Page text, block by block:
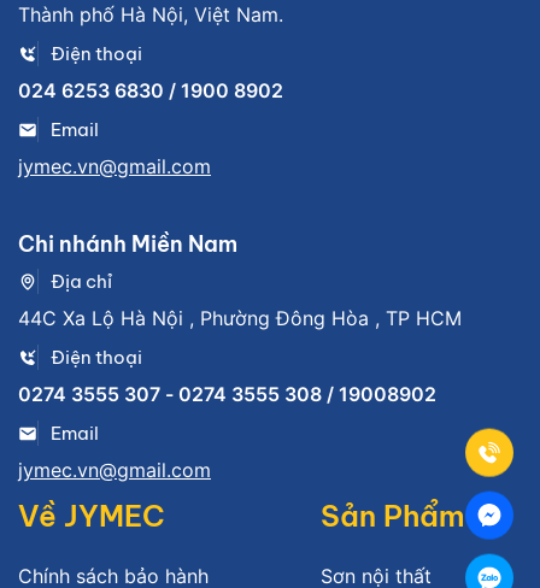
Thành phố Hà Nội, Việt Nam.
Điện thoại
024 6253 6830 / 1900 8902
Email
jymec.vn@gmail.com
Chi nhánh Miền Nam
Địa chỉ
44C Xa Lộ Hà Nội , Phường Đông Hòa , TP HCM
Điện thoại
0274 3555 307 - 0274 3555 308 / 19008902
Email
jymec.vn@gmail.com
Về JYMEC
Chính sách bảo hành
Sản Phẩm
Sơn nội thất